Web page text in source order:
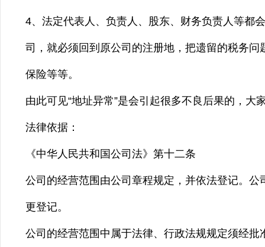
4、法定代表人、负责人、股东、财务负责人等都
司，就必须回到原公司的注册地，把遗留的税务
保险等等。
由此可见“地址异常”是会引起很多不良后果的，大
法律依据：
《中华人民共和国公司法》第十二条
公司的经营范围由公司章程规定，并依法登记。
更登记。
公司的经营范围中属于法律、行政法规规定须经